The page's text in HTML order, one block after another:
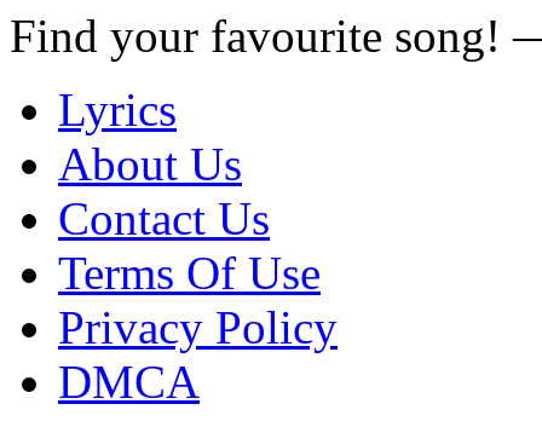
Find your favourite song!
Lyrics
About Us
Contact Us
Terms Of Use
Privacy Policy
DMCA